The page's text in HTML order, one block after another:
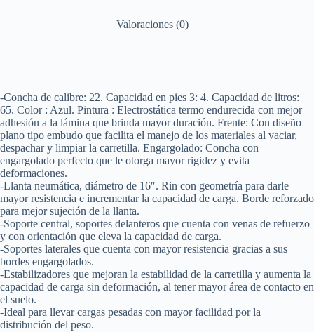
Valoraciones (0)
-Concha de calibre: 22. Capacidad en pies 3: 4. Capacidad de litros:
65. Color : Azul. Pintura : Electrostática termo endurecida con mejor
adhesión a la lámina que brinda mayor duración. Frente: Con diseño
plano tipo embudo que facilita el manejo de los materiales al vaciar,
despachar y limpiar la carretilla. Engargolado: Concha con
engargolado perfecto que le otorga mayor rigidez y evita
deformaciones.
-Llanta neumática, diámetro de 16″. Rin con geometría para darle
mayor resistencia e incrementar la capacidad de carga. Borde reforzado
para mejor sujeción de la llanta.
-Soporte central, soportes delanteros que cuenta con venas de refuerzo
y con orientación que eleva la capacidad de carga.
-Soportes laterales que cuenta con mayor resistencia gracias a sus
bordes engargolados.
-Estabilizadores que mejoran la estabilidad de la carretilla y aumenta la
capacidad de carga sin deformación, al tener mayor área de contacto en
el suelo.
-Ideal para llevar cargas pesadas con mayor facilidad por la
distribución del peso.